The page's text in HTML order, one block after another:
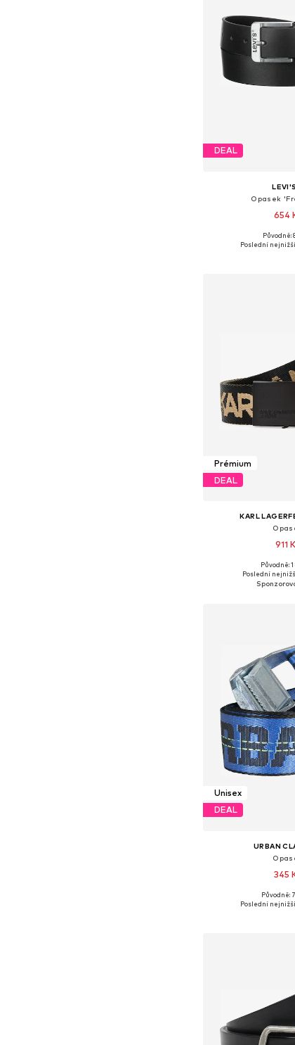
DEAL
Opasek
654
Dostupné v
Původně:
Poslední
Prémium
DEAL
KARL
911
Dostupné
Přidat do
Původně: 1
Poslední
Unisex
DEAL
URBAN
345
Dostupné
Původně:
Poslední